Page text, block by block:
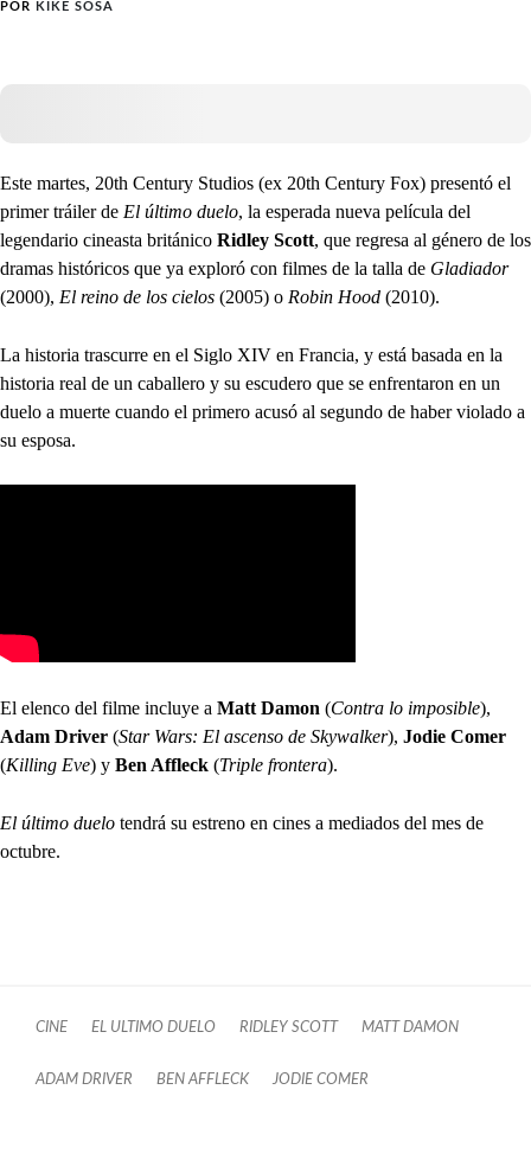
POR KIKE SOSA
Este martes, 20th Century Studios (ex 20th Century Fox) presentó el
primer tráiler de El último duelo, la esperada nueva película del
legendario cineasta británico Ridley Scott, que regresa al género de los
dramas históricos que ya exploró con filmes de la talla de Gladiador
(2000), El reino de los cielos (2005) o Robin Hood (2010).
La historia trascurre en el Siglo XIV en Francia, y está basada en la
historia real de un caballero y su escudero que se enfrentaron en un
duelo a muerte cuando el primero acusó al segundo de haber violado a
su esposa.
El elenco del filme incluye a Matt Damon (Contra lo imposible),
Adam Driver (Star Wars: El ascenso de Skywalker), Jodie Comer
(Killing Eve) y Ben Affleck (Triple frontera).
El último duelo tendrá su estreno en cines a mediados del mes de
octubre.
CINE EL ULTIMO DUELO RIDLEY SCOTT MATT DAMON
ADAM DRIVER BEN AFFLECK JODIE COMER